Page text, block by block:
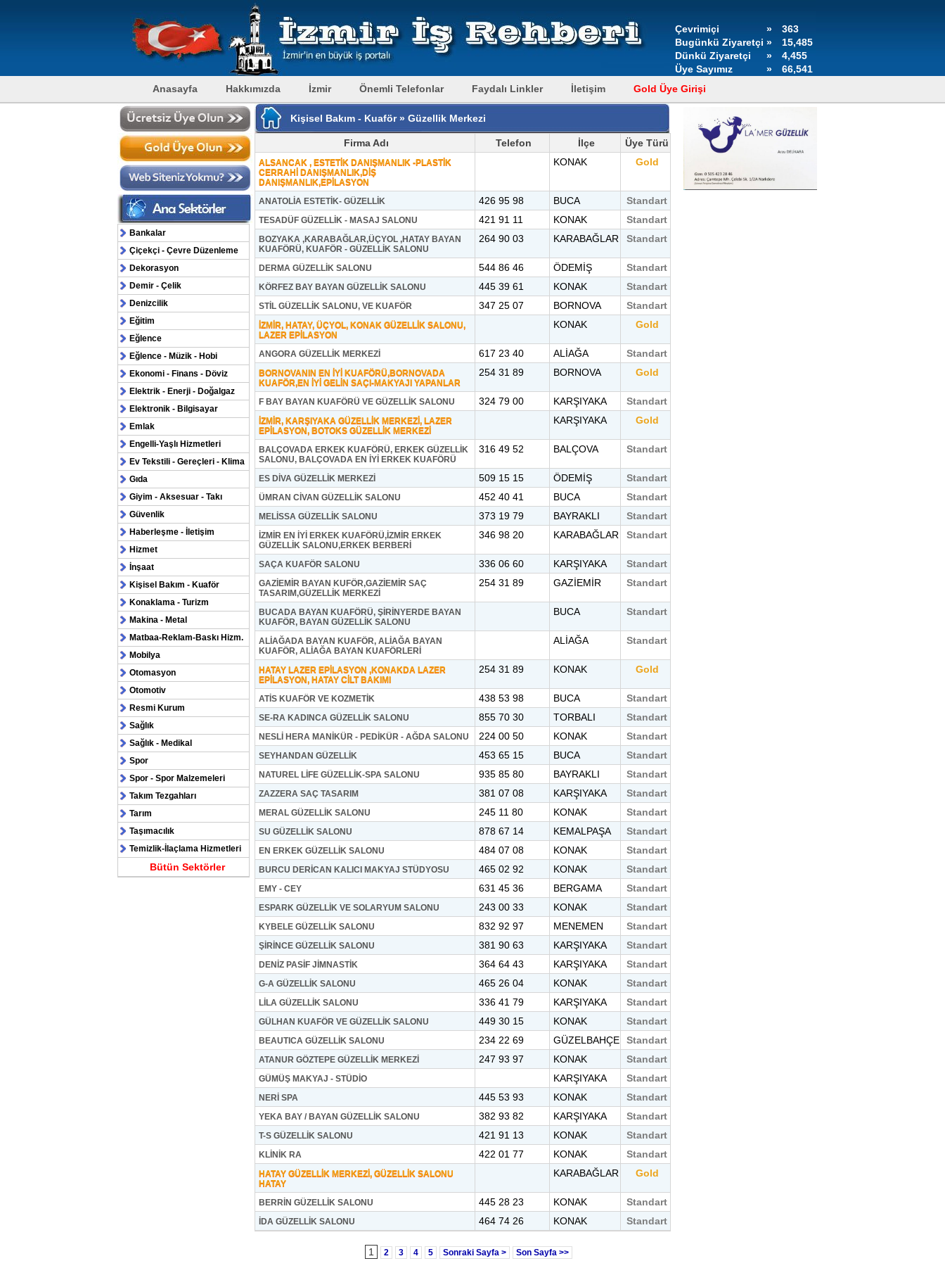
Çevrimiçi »
363
Bugünkü Ziyaretçi »
15,485
Dünkü Ziyaretçi
»
4,455
Üye Sayımız
»
66,541
Anasayfa
Hakkımızda İzmir Önemli Telefonlar Faydalı Linkler İletişim Gold Üye Girişi
Bankalar
Çiçekçi - Çevre Düzenleme
Dekorasyon
Demir - Çelik
Denizcilik
Eğitim
Eğlence
Eğlence - Müzik - Hobi
Ekonomi - Finans - Döviz
Elektrik - Enerji - Doğalgaz
Elektronik - Bilgisayar
Emlak
Engelli-Yaşlı Hizmetleri
Ev Tekstili - Gereçleri - Klima
Gıda
Giyim - Aksesuar - Takı
Güvenlik
Haberleşme - İletişim
Hizmet
İnşaat
Kişisel Bakım - Kuaför
Konaklama - Turizm
Makina - Metal
Matbaa-Reklam-Baskı Hizm.
Mobilya
Otomasyon
Otomotiv
Resmi Kurum
Sağlık
Sağlık - Medikal
Spor
Spor - Spor Malzemeleri
Takım Tezgahları
Tarım
Taşımacılık
Temizlik-İlaçlama Hizmetleri
Bütün Sektörler
Kişisel Bakım - Kuaför » Güzellik Merkezi
Firma Adı Telefon İlçe Üye Türü
ALSANCAK , ESTETİK DANIŞMANLIK -PLASTİK
CERRAHİ DANIŞMANLIK,DİŞ
DANIŞMANLIK,EPİLASYON
KONAK Gold
ANATOLİA ESTETİK- GÜZELLİK 426 95 98 BUCA Standart
TESADÜF GÜZELLİK - MASAJ SALONU 421 91 11 KONAK Standart
BOZYAKA ,KARABAĞLAR,ÜÇYOL ,HATAY BAYAN
KUAFÖRÜ, KUAFÖR - GÜZELLİK SALONU
264 90 03 KARABAĞLAR Standart
DERMA GÜZELLİK SALONU 544 86 46 ÖDEMİŞ Standart
KÖRFEZ BAY BAYAN GÜZELLİK SALONU 445 39 61 KONAK Standart
STİL GÜZELLİK SALONU, VE KUAFÖR 347 25 07 BORNOVA Standart
İZMİR, HATAY, ÜÇYOL, KONAK GÜZELLİK SALONU,
LAZER EPİLASYON
KONAK Gold
ANGORA GÜZELLİK MERKEZİ 617 23 40 ALİAĞA Standart
BORNOVANIN EN İYİ KUAFÖRÜ,BORNOVADA
KUAFÖR,EN İYİ GELİN SAÇI-MAKYAJI YAPANLAR
254 31 89 BORNOVA Gold
F BAY BAYAN KUAFÖRÜ VE GÜZELLİK SALONU 324 79 00 KARŞIYAKA Standart
İZMİR, KARŞIYAKA GÜZELLİK MERKEZİ, LAZER
EPİLASYON, BOTOKS GÜZELLİK MERKEZİ
KARŞIYAKA Gold
BALÇOVADA ERKEK KUAFÖRÜ, ERKEK GÜZELLİK
SALONU, BALÇOVADA EN İYİ ERKEK KUAFÖRÜ
316 49 52 BALÇOVA Standart
ES DİVA GÜZELLİK MERKEZİ 509 15 15 ÖDEMİŞ Standart
ÜMRAN CİVAN GÜZELLİK SALONU 452 40 41 BUCA Standart
MELİSSA GÜZELLİK SALONU 373 19 79 BAYRAKLI Standart
İZMİR EN İYİ ERKEK KUAFÖRÜ,İZMİR ERKEK
GÜZELLİK SALONU,ERKEK BERBERİ
346 98 20 KARABAĞLAR Standart
SAÇA KUAFÖR SALONU 336 06 60 KARŞIYAKA Standart
GAZİEMİR BAYAN KUFÖR,GAZİEMİR SAÇ
TASARIM,GÜZELLİK MERKEZİ
254 31 89 GAZİEMİR Standart
BUCADA BAYAN KUAFÖRÜ, ŞİRİNYERDE BAYAN
KUAFÖR, BAYAN GÜZELLİK SALONU
BUCA Standart
ALİAĞADA BAYAN KUAFÖR, ALİAĞA BAYAN
KUAFÖR, ALİAĞA BAYAN KUAFÖRLERİ
ALİAĞA Standart
HATAY LAZER EPİLASYON ,KONAKDA LAZER
EPİLASYON, HATAY CİLT BAKIMI
254 31 89 KONAK Gold
ATİS KUAFÖR VE KOZMETİK 438 53 98 BUCA Standart
SE-RA KADINCA GÜZELLİK SALONU 855 70 30 TORBALI Standart
NESLİ HERA MANİKÜR - PEDİKÜR - AĞDA SALONU 224 00 50 KONAK Standart
SEYHANDAN GÜZELLİK 453 65 15 BUCA Standart
NATUREL LİFE GÜZELLİK-SPA SALONU 935 85 80 BAYRAKLI Standart
ZAZZERA SAÇ TASARIM 381 07 08 KARŞIYAKA Standart
MERAL GÜZELLİK SALONU 245 11 80 KONAK Standart
SU GÜZELLİK SALONU 878 67 14 KEMALPAŞA Standart
EN ERKEK GÜZELLİK SALONU 484 07 08 KONAK Standart
BURCU DERİCAN KALICI MAKYAJ STÜDYOSU 465 02 92 KONAK Standart
EMY - CEY 631 45 36 BERGAMA Standart
ESPARK GÜZELLİK VE SOLARYUM SALONU 243 00 33 KONAK Standart
KYBELE GÜZELLİK SALONU 832 92 97 MENEMEN Standart
ŞİRİNCE GÜZELLİK SALONU 381 90 63 KARŞIYAKA Standart
DENİZ PASİF JİMNASTİK 364 64 43 KARŞIYAKA Standart
G-A GÜZELLİK SALONU 465 26 04 KONAK Standart
LİLA GÜZELLİK SALONU 336 41 79 KARŞIYAKA Standart
GÜLHAN KUAFÖR VE GÜZELLİK SALONU 449 30 15 KONAK Standart
BEAUTICA GÜZELLİK SALONU 234 22 69 GÜZELBAHÇE Standart
ATANUR GÖZTEPE GÜZELLİK MERKEZİ 247 93 97 KONAK Standart
GÜMÜŞ MAKYAJ - STÜDİO KARŞIYAKA Standart
NERİ SPA 445 53 93 KONAK Standart
YEKA BAY / BAYAN GÜZELLİK SALONU 382 93 82 KARŞIYAKA Standart
T-S GÜZELLİK SALONU 421 91 13 KONAK Standart
KLİNİK RA 422 01 77 KONAK Standart
HATAY GÜZELLİK MERKEZİ, GÜZELLİK SALONU
HATAY
KARABAĞLAR Gold
BERRİN GÜZELLİK SALONU 445 28 23 KONAK Standart
İDA GÜZELLİK SALONU 464 74 26 KONAK Standart
1 2 3 4 5 Sonraki Sayfa > Son Sayfa >>